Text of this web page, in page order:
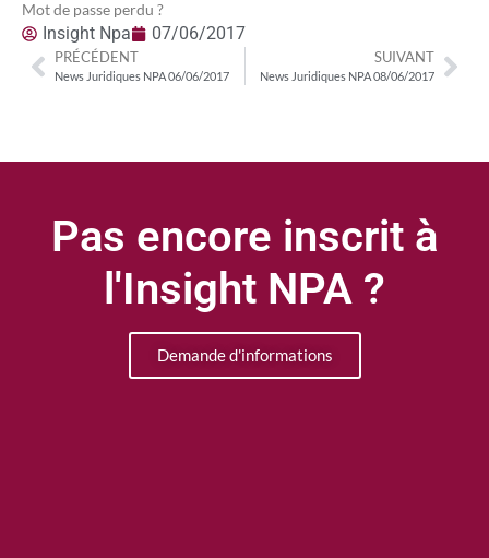
Mot de passe perdu ?
Insight Npa 07/06/2017
PRÉCÉDENT
News Juridiques NPA 06/06/2017
SUIVANT
News Juridiques NPA 08/06/2017
Pas encore inscrit à
l'Insight NPA ?
Demande d'informations